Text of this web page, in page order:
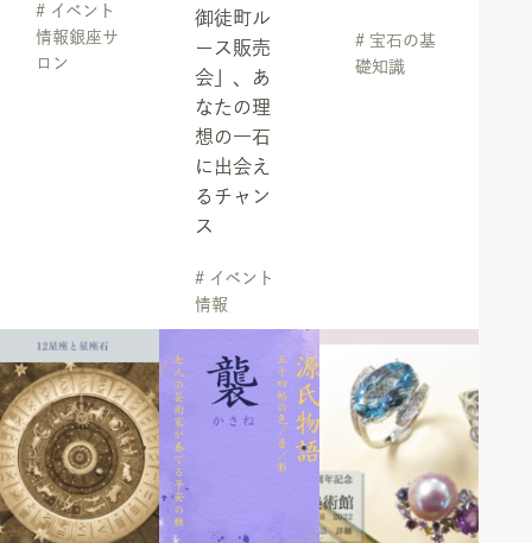
# イベント
情報銀座サ
ロン
御徒町ル
ース販売
会」、あ
なたの理
想の一石
に出会え
るチャン
ス
# イベント
情報
# 宝石の基
礎知識